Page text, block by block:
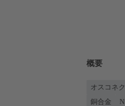
概要
オスコネ
銅合金